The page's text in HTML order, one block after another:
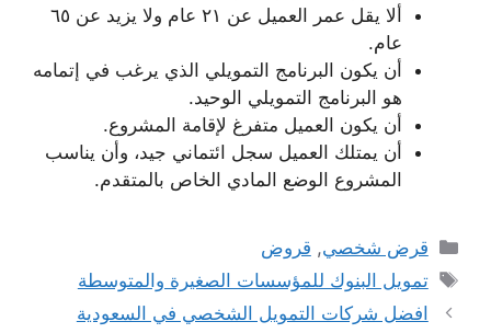
ألا يقل عمر العميل عن ٢١ عام ولا يزيد عن ٦٥
عام.
أن يكون البرنامج التمويلي الذي يرغب في إتمامه
هو البرنامج التمويلي الوحيد.
أن يكون العميل متفرغ لإقامة المشروع.
أن يمتلك العميل سجل ائتماني جيد، وأن يناسب
المشروع الوضع المادي الخاص بالمتقدم.
التصنيفات
قرض شخصي, قروض
الوسوم
تمويل البنوك للمؤسسات الصغيرة والمتوسطة
افضل شركات التمويل الشخصي في السعودية